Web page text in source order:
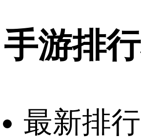
手游排
最新排行